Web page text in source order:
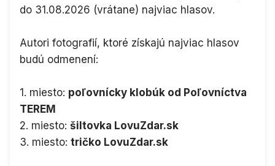
do 31.08.2026 (vrátane) najviac hlasov.
Autori fotografií, ktoré získajú najviac hlasov
budú odmenení:
1. miesto: poľovnícky klobúk od Poľovníctva
TEREM
2. miesto: šiltovka LovuZdar.sk
3. miesto: tričko LovuZdar.sk